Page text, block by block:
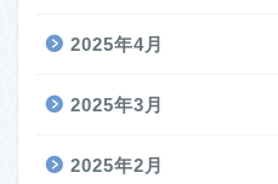
2025年4月
2025年3月
2025年2月